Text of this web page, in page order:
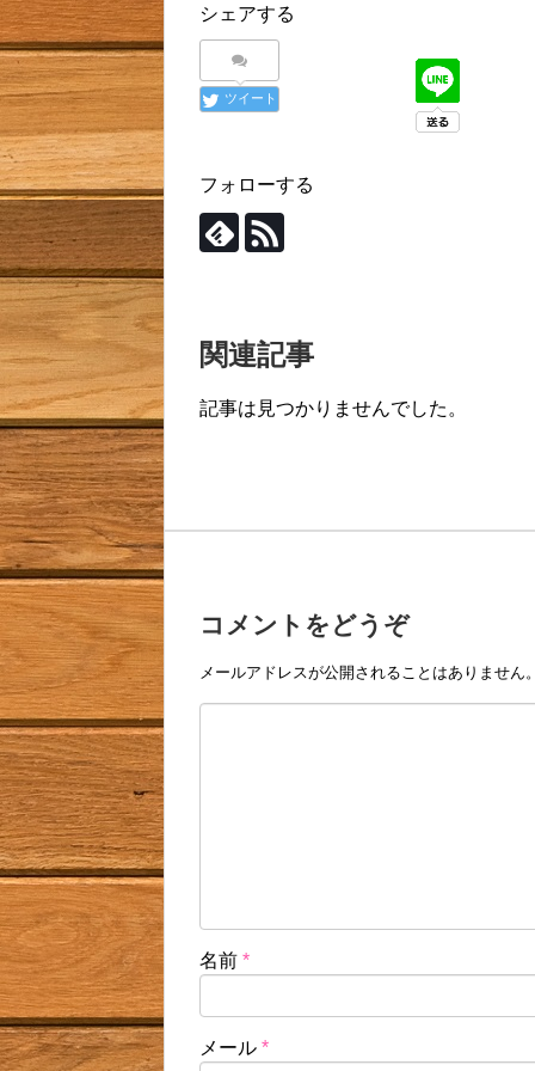
シェアする
ツイート
フォローする
関連記事
記事は見つかりませんでした。
コメントをどうぞ
メールアドレスが公開されることはありません
名前 *
メール *